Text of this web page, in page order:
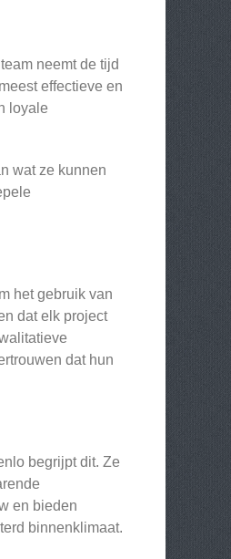
neemt de tijd
effectieve en
loyale
wat ze kunnen
het gebruik van
dat elk project
dat hun
begrijpt dit. Ze
en bieden
binnenklimaat.